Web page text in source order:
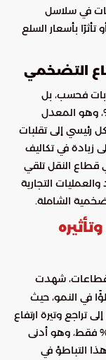
في سلاسل
تأثرًا بأسعار السلع
التضخمي
فحسب، بل
النقل أيضًا نموًا بنسبة 1.2%، وهو المعدل
بشكل رئيسي إلى تقلبات
زيادة في تكاليف
قطاع النقل تلقي
التجارية
الشاملة.
شهدت
في النمو، حيث
تراجع وتيرة ارتفاع
المساكن، التي سجلت نموًا بنسبة 7.6% فقط، وهو أدنى
عام 2024. يعتبر هذا التباطؤ في